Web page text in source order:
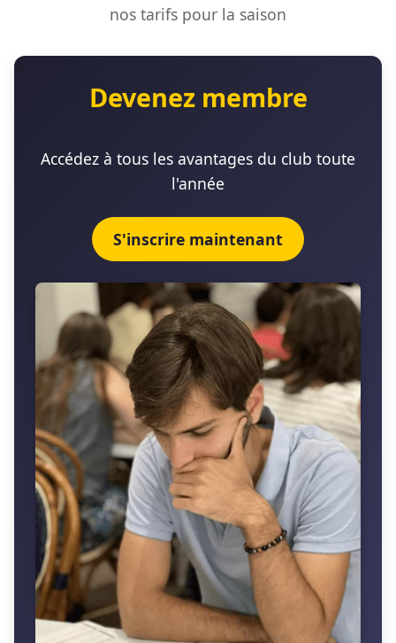
nos tarifs pour la saison
Devenez membre
Accédez à tous les avantages du club toute
l'année
S'inscrire maintenant